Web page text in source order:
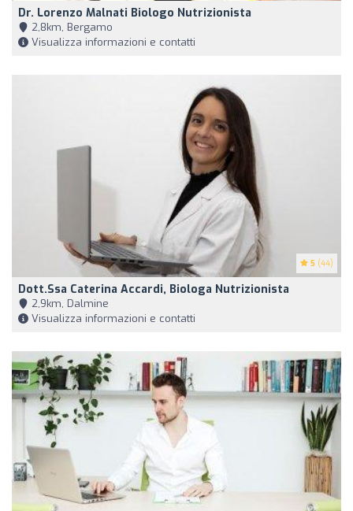
Dr. Lorenzo Malnati Biologo Nutrizionista
2,8km, Bergamo
Visualizza informazioni e contatti
5 (44)
Dott.ssa Caterina Accardi, Biologa Nutrizionista
2,9km, Dalmine
Visualizza informazioni e contatti